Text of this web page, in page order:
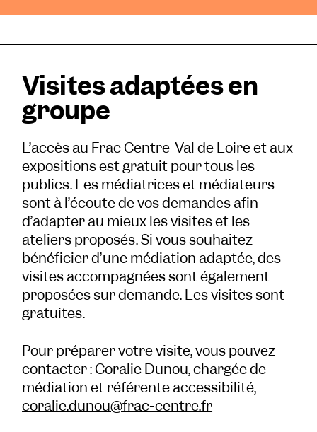
Visites adaptées en
groupe
L’accès au Frac Centre-Val de Loire et aux
expositions est gratuit pour tous les
publics. Les médiatrices et médiateurs
sont à l’écoute de vos demandes afin
d’adapter au mieux les visites et les
ateliers proposés. Si vous souhaitez
bénéficier d’une médiation adaptée, des
visites accompagnées sont également
proposées sur demande. Les visites sont
gratuites.
Pour préparer votre visite, vous pouvez
contacter : Coralie Dunou, chargée de
médiation et référente accessibilité,
coralie.dunou@frac-centre.fr